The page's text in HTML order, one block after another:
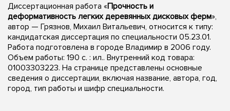
Диссертационная работа «Прочность и
деформативность легких деревянных дисковых ферм»,
автор — Грязнов, Михаил Витальевич, относится к типу:
кандидатская диссертация по специальности 05.23.01.
Работа подготовлена в городе Владимир в 2006 году.
Объем работы: 190 с. : ил.. Внутренний код товара:
01003303223. На странице представлены основные
сведения о диссертации, включая название, автора, год,
город, тип работы и шифр специальности.